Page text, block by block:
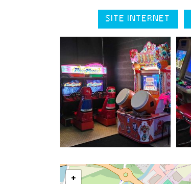
SITE INTERNET
+